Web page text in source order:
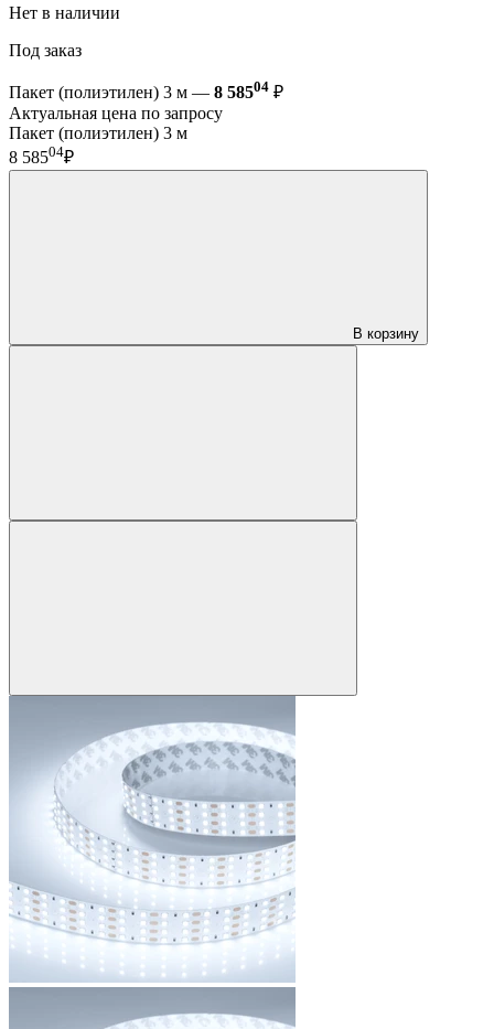
Нет в наличии
Под заказ
Пакет (полиэтилен) 3 м — 8 58504 ₽
Актуальная цена по запросу
Пакет (полиэтилен) 3 м
8 58504₽
В корзину